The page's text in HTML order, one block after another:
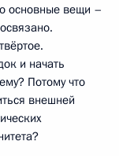
основные вещи –
и начать
Потому что
внешней